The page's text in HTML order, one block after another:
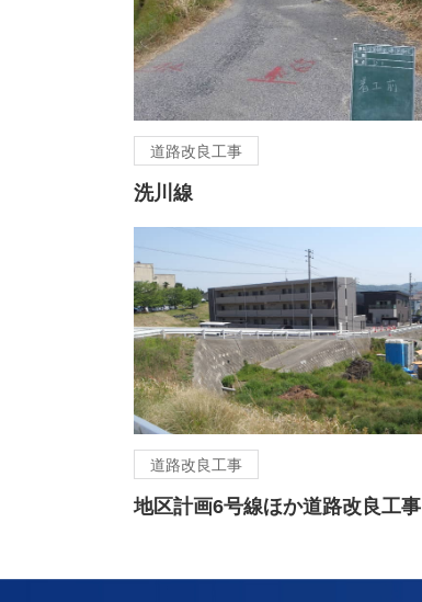
道路改良工事
洗川線
道路改良工事
地区計画6号線ほか道路改良工事